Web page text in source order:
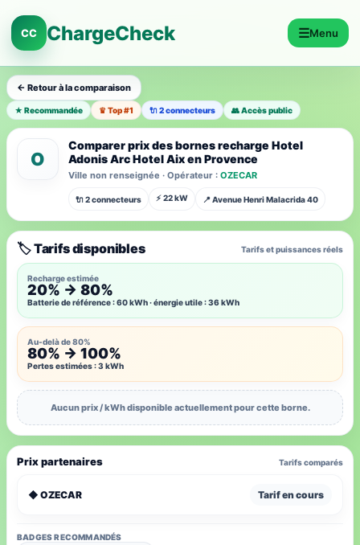
CC ChargeCheck ☰Menu
← Retour à la comparaison
★ Recommandée ♛ Top #1 🔌 2 connecteurs 👥 Accès public
O
Comparer prix des bornes recharge Hotel
Adonis Arc Hotel Aix en Provence
Ville non renseignée · Opérateur : OZECAR
🔌 2 connecteurs ⚡ 22 kW 📍 Avenue Henri Malacrida 40
🏷️ Tarifs disponibles Tarifs et puissances réels
Recharge estimée
20% → 80%
Batterie de référence : 60 kWh · énergie utile : 36 kWh
Au-delà de 80%
80% → 100%
Pertes estimées : 3 kWh
Aucun prix / kWh disponible actuellement pour cette borne.
Prix partenaires Tarifs comparés
◆ OZECAR Tarif en cours
BADGES RECOMMANDÉS